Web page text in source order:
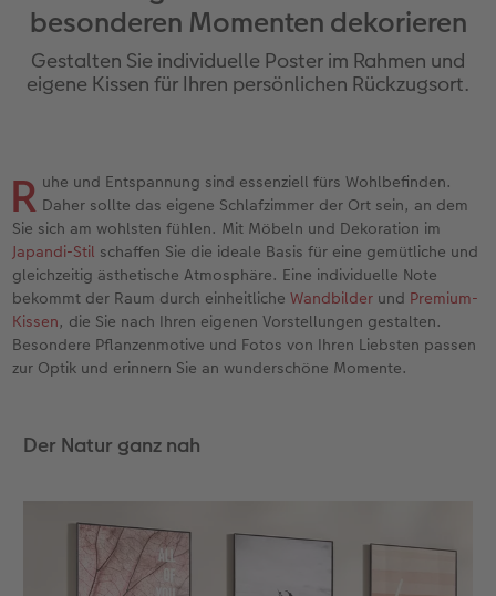
Jahrbuch gestalten
CEWE FOTOBUCH Kids
Schuber
Designvorlagen
Foto-Kochbuch
Kundenbeispiele
CEWE myPhotos
Anleitungen & Hilfe
Bilderboxen
Premium Poster
Fotosets
Sofortfotos
CEWE myPhotos
Neuheiten
Photo Streetmap Poster
Acrylglas
Foto auf Holz
Hartschaum
Gallery Print
hexxas
Wandgestaltung
im Wunschformat
Dankeskarten Kommunion
Dankeskarten
Weitere Anlässe
Papierqualitäten
Klappkarten
Fotokarten
Karte mit Einsteckfoto
Digitale Grußkarte
Textilien
Schule & Büro
Art Prints
Handyhüllen
Faber-Castell
Haustierwelt
Kundenbeispiele
CEWE myPhotos
Wandkalender mit Design
NEU: Wandkalender Fineline
Neuheiten
Extras
CEWE myPhotos
Max Case
Smartflip
Cardholder
CEWE myPhotos
Neuheiten
nachhaltiger Schenken
Danke sagen
Geburtstagsgeschenke
Inspiration
Kundenbeispiele
besonderen Momenten dekorieren
Gestalten Sie individuelle Poster im Rahmen und
eigene Kissen für Ihren persönlichen Rückzugsort.
R uhe und Entspannung sind essenziell fürs Wohlbefinden.
Daher sollte das eigene Schlafzimmer der Ort sein, an dem
Sie sich am wohlsten fühlen. Mit Möbeln und Dekoration im
Japandi-Stil schaffen Sie die ideale Basis für eine gemütliche und
gleichzeitig ästhetische Atmosphäre. Eine individuelle Note
bekommt der Raum durch einheitlicheWandbilder und Premium-
Kissen, die Sie nach Ihren eigenen Vorstellungen gestalten.
Besondere Pflanzenmotive und Fotos von Ihren Liebsten passen
zur Optik und erinnern Sie an wunderschöne Momente.
Der Natur ganz nah